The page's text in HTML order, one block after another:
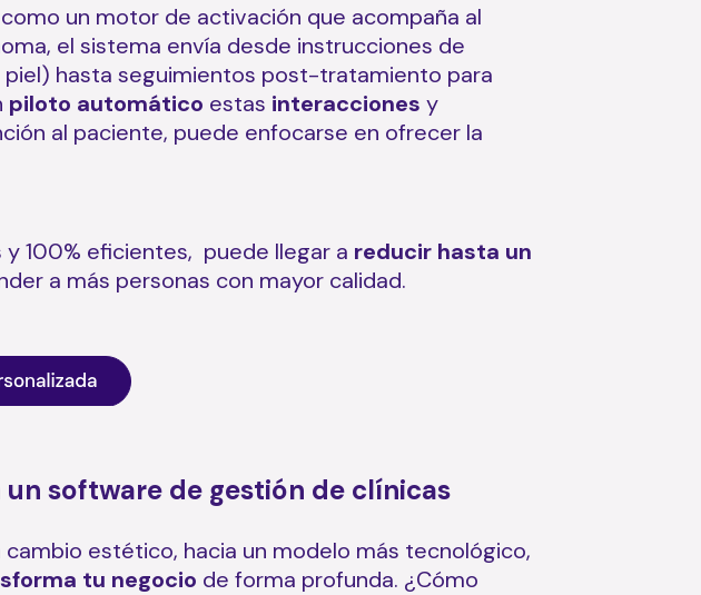
un motor de activación que acompaña al
el sistema envía desde instrucciones de
hasta seguimientos post-tratamiento para
piloto automático estas interacciones y
al paciente, puede enfocarse en ofrecer la
100% eficientes, puede llegar a reducir hasta un
a más personas con mayor calidad.
software de gestión de clínicas
estético, hacia un modelo más tecnológico,
tu negocio de forma profunda. ¿Cómo